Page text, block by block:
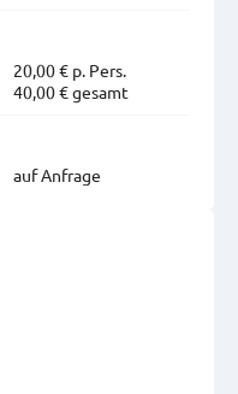
20,00 € p. Pers.
40,00 € gesamt
auf Anfrage